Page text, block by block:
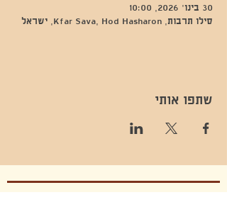
30 בינו׳ 2026, 10:00
סילו תרבות, Kfar Sava, Hod Hasharon, ישראל
שתפו אותי